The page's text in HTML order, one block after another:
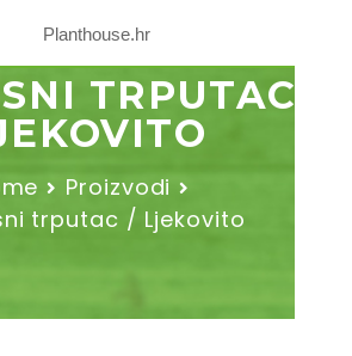
Planthouse.hr
TRPUTAC /
Proizvodi
trputac / Ljekovito